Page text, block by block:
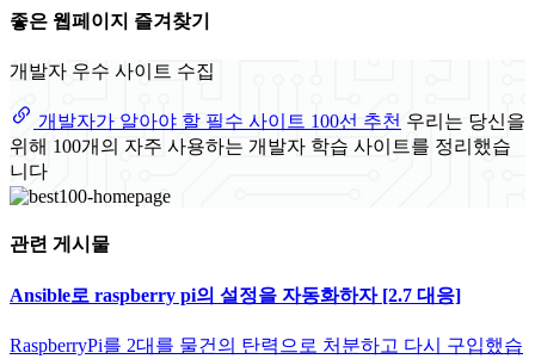
좋은 웹페이지 즐겨찾기
개발자 우수 사이트 수집
개발자가 알아야 할 필수 사이트 100선 추천 우리는 당신을
위해 100개의 자주 사용하는 개발자 학습 사이트를 정리했습
니다
관련 게시물
Ansible로 raspberry pi의 설정을 자동화하자 [2.7 대응]
RaspberryPi를 2대를 물건의 탄력으로 처분하고 다시 구입했습